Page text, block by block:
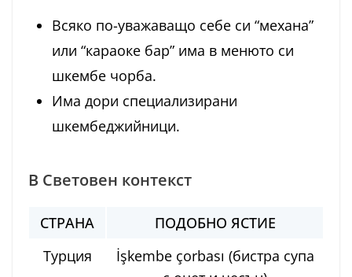
Всяко по-уважаващо себе си “механа”
или “караоке бар” има в менюто си
шкембе чорба.
Има дори специализирани
шкембеджийници.
В Световен контекст
СТРАНА
ПОДОБНО ЯСТИЕ
Турция
İşkembe çorbası (бистра супа